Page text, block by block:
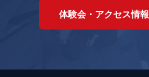
体験会・アクセス情報